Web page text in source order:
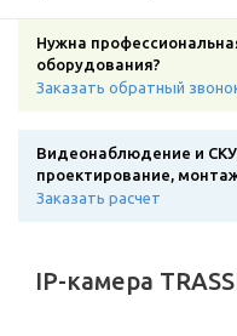
Нужна
оборудования?
Заказать обратный
Видеонаблюдение и
проектирование,
Заказать расчет
IP-камера